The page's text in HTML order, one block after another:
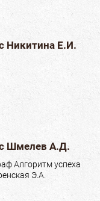
Никитина Е.И.
Шмелев А.Д.
Алгоритм успеха
Э.А.